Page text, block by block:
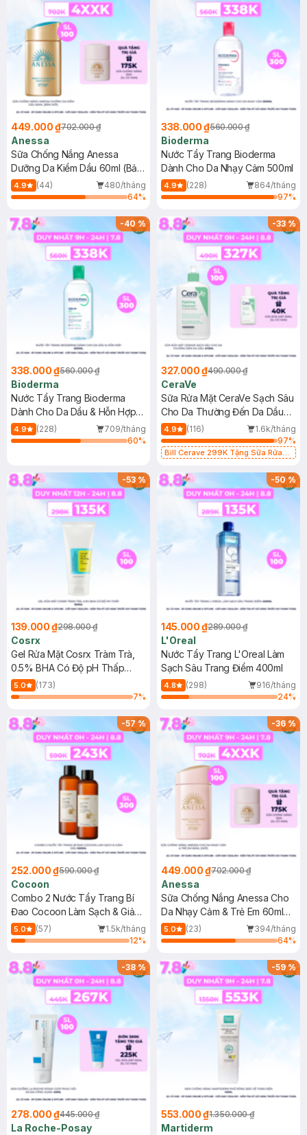
449.000 ₫702.000 ₫
Anessa
Sữa Chống Nắng Anessa
Dưỡng Da Kiềm Dầu 60ml (Bản
Mới)
4.9 (44)
480/tháng
64%
338.000 ₫560.000 ₫
Bioderma
Nước Tẩy Trang Bioderma
Dành Cho Da Nhạy Cảm 500ml
4.9 (228)
864/tháng
97%
-40%
338.000 ₫560.000 ₫
Bioderma
Nước Tẩy Trang Bioderma
Dành Cho Da Dầu & Hỗn Hợp
500ml
4.9 (228)
709/tháng
60%
-33%
327.000 ₫490.000 ₫
CeraVe
Sữa Rửa Mặt CeraVe Sạch Sâu
Cho Da Thường Đến Da Dầu
473ml
4.9 (116)
1.6k/tháng
97%
Bill Cerave 299K Tặng Sữa Rửa
-53%
139.000 ₫298.000 ₫
Cosrx
Gel Rửa Mặt Cosrx Tràm Trà,
0.5% BHA Có Độ pH Thấp
150ml
5.0
(173)
7%
-50%
145.000 ₫289.000 ₫
L'Oreal
Nước Tẩy Trang L'Oreal Làm
Sạch Sâu Trang Điểm 400ml
4.8 (298)
916/tháng
24%
-57%
252.000 ₫590.000 ₫
Cocoon
Combo 2 Nước Tẩy Trang Bí
Đao Cocoon Làm Sạch & Giảm
Dầu 500ml
5.0 (57)
1.5k/tháng
12%
-36%
449.000 ₫702.000 ₫
Anessa
Sữa Chống Nắng Anessa Cho
Da Nhạy Cảm & Trẻ Em 60ml
(Mới)
5.0 (23)
394/tháng
64%
-38%
278.000 ₫445.000 ₫
La Roche-Posay
-59%
553.000 ₫1.350.000 ₫
Martiderm